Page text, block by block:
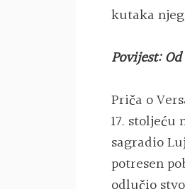
kutaka
Povijest:
Priča o
17.
sagradio
potresen